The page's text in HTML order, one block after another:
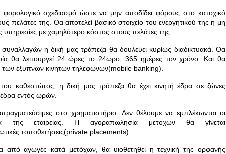
σχεδιασμό ώστε να μην αποδίδει φόρους στο κατοχικό
της. Θα αποτελεί βασικό στοιχείο του ενεργητικού της η μη
με χαμηλότερο κόστος στους πελάτες της.
η δική μας τράπεζα θα δουλεύει κυρίως διαδικτυακά. Θα
θα λειτουργεί 24 ώρες το 24ωρο, 365 ημέρες τον χρόνο. Και θα
των έξυπνων κινητών τηλεφώνων(mobile banking).
καθεστώτος, η δική μας τράπεζα θα έχει κινητή έδρα σε ζώνες
εντός ωρών.
στο χρηματιστήριο. Δεν θέλουμε να εμπλέκωνται οι
της εταιρείας. Η αγοραπωλησία μετοχών θα γίνεται
τοποθετήσεις(private placements).
από αγωγές κατά μετόχων, θα υιοθετηθεί η τεχνική της ορφανής